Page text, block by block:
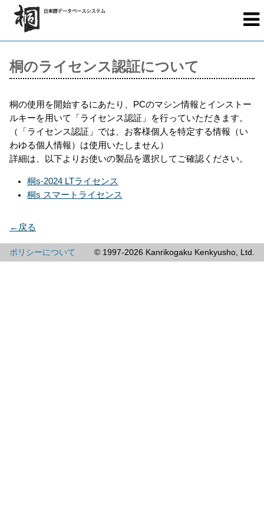
桐のライセンス認証について
桐の使用を開始するにあたり、PCのマシン情報とインストー
ルキーを用いて「ライセンス認証」を行っていただきます。
（「ライセンス認証」では、お客様個人を特定する情報（い
わゆる個人情報）は使用いたしません）
詳細は、以下よりお使いの製品を選択してご確認ください。
桐s-2024 LTライセンス
桐s スマートライセンス
←戻る
ポリシーについて © 1997-2026 Kanrikogaku Kenkyusho, Ltd.